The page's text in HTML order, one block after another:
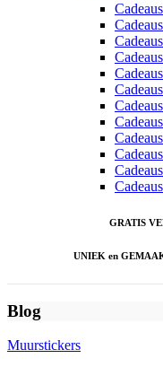
GRATIS
UNIEK en
Blog
Muurstickers